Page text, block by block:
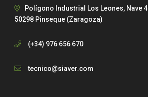
Polígono Industrial Los Leones, Nave 4
50298 Pinseque (Zaragoza)
(+34) 976 656 670
tecnico@siaver.com